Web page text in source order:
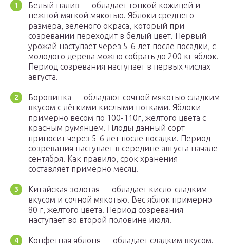
Белый налив — обладает тонкой кожицей и
нежной мягкой мякотью. Яблоки среднего
размера, зеленого окраса, который при
созревании переходит в белый цвет. Первый
урожай наступает через 5-6 лет после посадки, с
молодого дерева можно собрать до 200 кг яблок.
Период созревания наступает в первых числах
августа.
Боровинка — обладают сочной мякотью сладким
вкусом с лёгкими кислыми нотками. Яблоки
примерно весом по 100-110г, желтого цвета с
красным румянцем. Плоды данный сорт
приносит через 5-6 лет после посадки. Период
созревания наступает в середине августа начале
сентября. Как правило, срок хранения
составляет примерно месяц.
Китайская золотая — обладает кисло-сладким
вкусом и сочной мякотью. Вес яблок примерно
80 г, желтого цвета. Период созревания
наступает во второй половине июля.
Конфетная яблоня — обладает сладким вкусом.